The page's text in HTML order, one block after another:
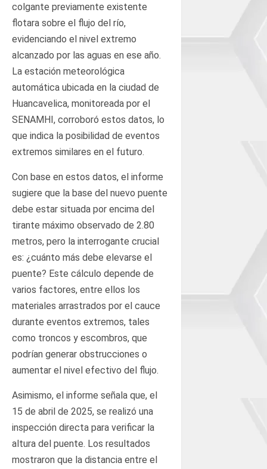
colgante previamente existente
flotara sobre el flujo del río,
evidenciando el nivel extremo
alcanzado por las aguas en ese año.
La estación meteorológica
automática ubicada en la ciudad de
Huancavelica, monitoreada por el
SENAMHI, corroboró estos datos, lo
que indica la posibilidad de eventos
extremos similares en el futuro.
Con base en estos datos, el informe
sugiere que la base del nuevo puente
debe estar situada por encima del
tirante máximo observado de 2.80
metros, pero la interrogante crucial
es: ¿cuánto más debe elevarse el
puente? Este cálculo depende de
varios factores, entre ellos los
materiales arrastrados por el cauce
durante eventos extremos, tales
como troncos y escombros, que
podrían generar obstrucciones o
aumentar el nivel efectivo del flujo.
Asimismo, el informe señala que, el
15 de abril de 2025, se realizó una
inspección directa para verificar la
altura del puente. Los resultados
mostraron que la distancia entre el